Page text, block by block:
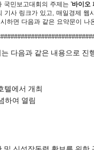
국민보고대회의 주제는 '바이오
사 링크가 있고, 매일경제 웹
하면 다음과 같은 요약문이 나
다음과 같은 내용으로 진
텔에서 개최
하여 열림